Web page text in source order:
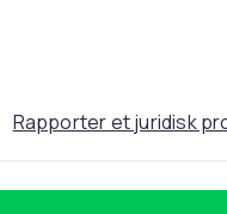
Rapporter et juridisk